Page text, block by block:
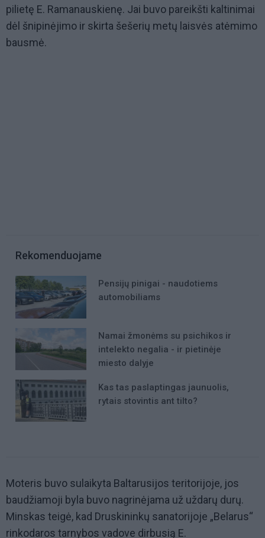
pilietę E. Ramanauskienę. Jai buvo pareikšti kaltinimai
dėl šnipinėjimo ir skirta šešerių metų laisvės atėmimo
bausmė.
Rekomenduojame
Pensijų pinigai - naudotiems
automobiliams
Namai žmonėms su psichikos ir
intelekto negalia - ir pietinėje
miesto dalyje
Kas tas paslaptingas jaunuolis,
rytais stovintis ant tilto?
Moteris buvo sulaikyta Baltarusijos teritorijoje, jos
baudžiamoji byla buvo nagrinėjama už uždarų durų.
Minskas teigė, kad Druskininkų sanatorijoje „Belarus“
rinkodaros tarnybos vadove dirbusią E.